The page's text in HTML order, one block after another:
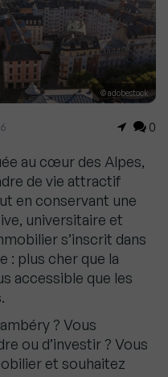
© adobestock
0
au cœur des Alpes,
de vie attractif
en conservant une
universitaire et
s’inscrit dans
: plus cher que la
accessible que les
? Vous
ou d’investir ? Vous
et souhaitez